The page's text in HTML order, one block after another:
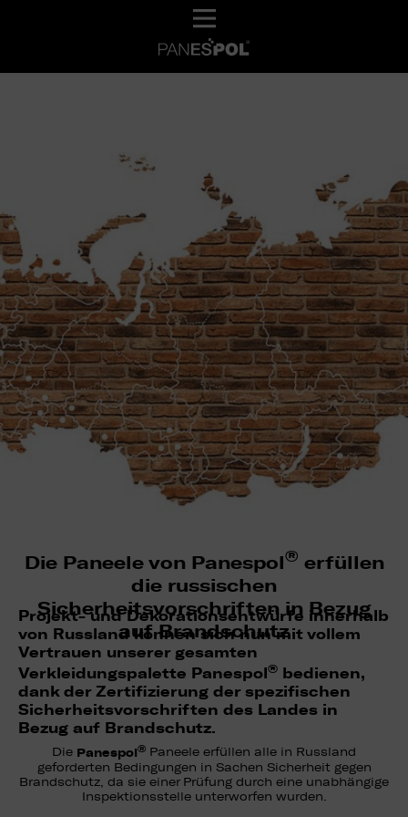
Die Paneele von Panespol® erfüllen
die russischen
Sicherheitsvorschriften in Bezug
auf Brandschutz
Projekt- und Dekorationsentwürfe innerhalb
von Russland können sich nun mit vollem
Vertrauen unserer gesamten
Verkleidungspalette Panespol® bedienen,
dank der Zertifizierung der spezifischen
Sicherheitsvorschriften des Landes in
Bezug auf Brandschutz.
Die Panespol® Paneele erfüllen alle in Russland
geforderten Bedingungen in Sachen Sicherheit gegen
Brandschutz, da sie einer Prüfung durch eine unabhängige
Inspektionsstelle unterworfen wurden.